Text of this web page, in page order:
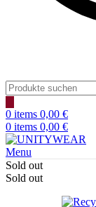
Products
search
0 items 0,00 €
0 items 0,00 €
Menu
Sold out
Sold out